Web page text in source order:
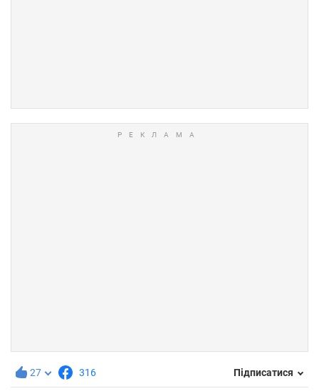
27 316 Підписатися